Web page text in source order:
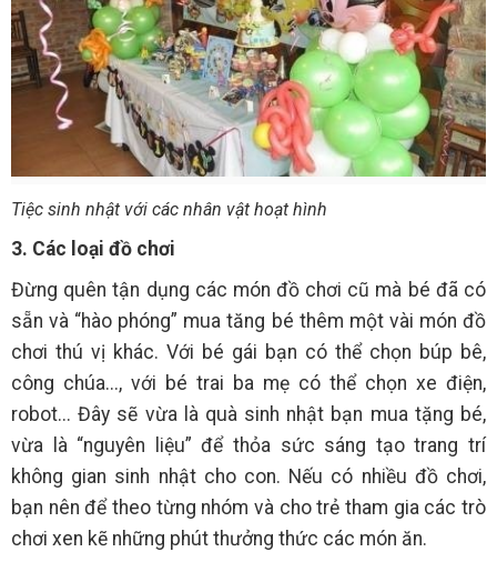
Tiệc sinh nhật với các nhân vật hoạt hình
3. Các loại đồ chơi
Đừng quên tận dụng các món đồ chơi cũ mà bé đã có
sẵn và “hào phóng” mua tăng bé thêm một vài món đồ
chơi thú vị khác. Với bé gái bạn có thể chọn búp bê,
công chúa..., với bé trai ba mẹ có thể chọn xe điện,
robot... Đây sẽ vừa là quà sinh nhật bạn mua tặng bé,
vừa là “nguyên liệu” để thỏa sức sáng tạo trang trí
không gian sinh nhật cho con. Nếu có nhiều đồ chơi,
bạn nên để theo từng nhóm và cho trẻ tham gia các trò
chơi xen kẽ những phút thưởng thức các món ăn.